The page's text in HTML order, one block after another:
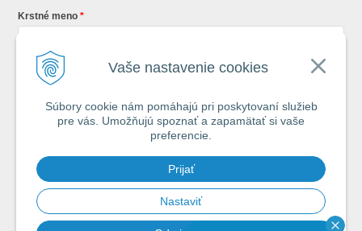
Vaše nastavenie cookies
Súbory cookie nám pomáhajú pri poskytovaní služieb
pre vás. Umožňujú spoznať a zapamätať si vaše
preferencie.
Prijať
Nastaviť
Krstné meno
Registráciou súhlasíte so
Každý týždeň si od nás nájdete v schránke : 1x Rybársky Poradca a 1x
akčná ponuka. 1x mesačne prehľad nových článkov z nášho blogu.
Ochrana vašich osobných údajov je pre nás na 1. mieste.Zoznámte sa s
našimi zásadami spracovania osobných údajov